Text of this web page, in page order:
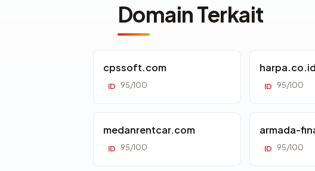
Domain Terkait
cpssoft.com
ID 95/100
harpa.co.id
ID 95/100
medanrentcar.com
ID 95/100
armada-
ID 95/100